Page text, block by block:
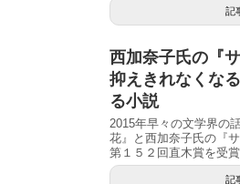
記
西加奈子氏の『
抑えきれなくな
る小説
2015年早々の文学界の
花』と西加奈子氏の『
第１５２回直木賞を受
記